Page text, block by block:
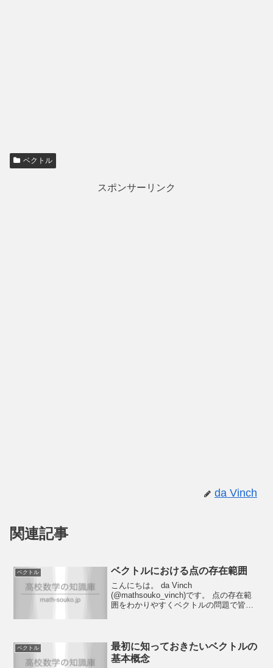
ベクトル
スポンサーリンク
da Vinch
関連記事
ベクトル ベクトルにおける点の存在範囲
こんにちは。 da Vinch
(@mathsouko_vinch)です。 点の存在範
囲をわかりやすくベクトルの問題で皆さ
し抽象的だ...
ベクトル
最初に知っておきたいベクトルの
基本概念